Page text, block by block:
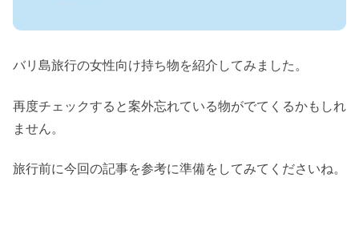
バリ島旅行の女性向け持ち物を紹介してみました。
再度チェックすると案外忘れている物がでてくるかもしれ
ません。
旅行前に今回の記事を参考に準備をしてみてくださいね。